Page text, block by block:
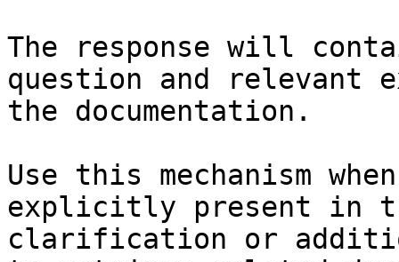
The response will
question and relevant
the documentation.
Use this mechanism
explicitly present in
clarification or